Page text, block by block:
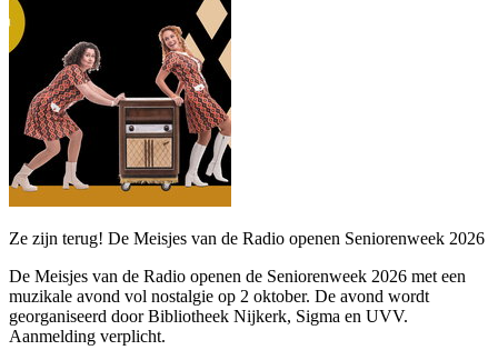
Ze zijn terug! De Meisjes van de Radio openen Seniorenweek 2026
De Meisjes van de Radio openen de Seniorenweek 2026 met een
muzikale avond vol nostalgie op 2 oktober. De avond wordt
georganiseerd door Bibliotheek Nijkerk, Sigma en UVV.
Aanmelding verplicht.